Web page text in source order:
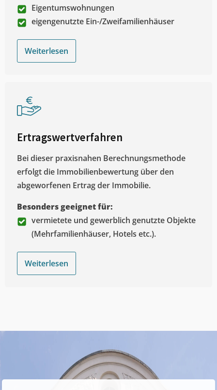
Eigentumswohnungen
eigengenutzte Ein-/Zweifamilienhäuser
Weiterlesen
Ertragswertverfahren
Bei dieser praxisnahen Berechnungsmethode
erfolgt die Immobilienbewertung über den
abgeworfenen Ertrag der Immobilie.
Besonders geeignet für:
vermietete und gewerblich genutzte Objekte
(Mehrfamilienhäuser, Hotels etc.).
Weiterlesen